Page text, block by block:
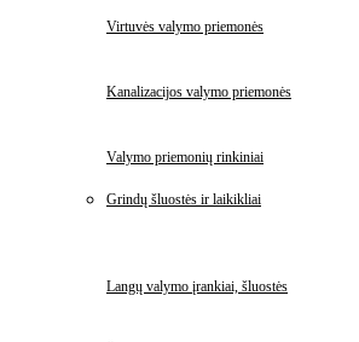
Virtuvės valymo priemonės
Kanalizacijos valymo priemonės
Valymo priemonių rinkiniai
Grindų šluostės ir laikikliai
Langų valymo įrankiai, šluostės